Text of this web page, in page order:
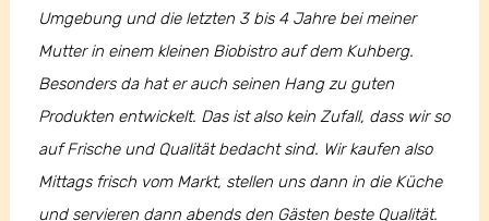
Umgebung und die letzten 3 bis 4 Jahre bei meiner
Mutter in einem kleinen Biobistro auf dem Kuhberg.
Besonders da hat er auch seinen Hang zu guten
Produkten entwickelt. Das ist also kein Zufall, dass wir so
auf Frische und Qualität bedacht sind. Wir kaufen also
Mittags frisch vom Markt, stellen uns dann in die Küche
und servieren dann abends den Gästen beste Qualität.